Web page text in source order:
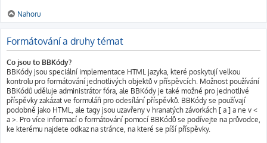
Nahoru
Formátování a druhy témat
Co jsou to BBKódy?
BBKódy jsou speciální implementace HTML jazyka, které poskytují velkou
kontrolu pro formátování jednotlivých objektů v příspěvcích. Možnost používání
BBKódů uděluje administrátor fóra, ale BBKódy je také možné pro jednotlivé
příspěvky zakázat ve formuláři pro odesílání příspěvků. BBKódy se používají
podobně jako HTML, ale tagy jsou uzavřeny v hranatých závorkách [ a ] a ne v <
a >. Pro více informací o formátování pomocí BBKódů se podívejte na průvodce,
ke kterému najdete odkaz na stránce, na které se píší příspěvky.